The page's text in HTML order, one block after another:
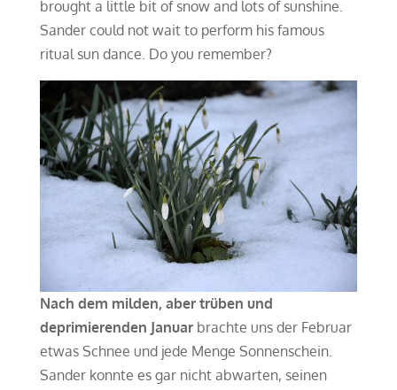
brought a little bit of snow and lots of sunshine.
Sander could not wait to perform his famous
ritual sun dance. Do you remember?
Nach dem milden, aber trüben und
deprimierenden Januar brachte uns der Februar
etwas Schnee und jede Menge Sonnenschein.
Sander konnte es gar nicht abwarten, seinen